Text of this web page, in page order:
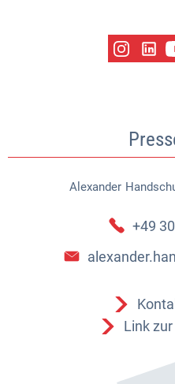
Alexander
+49
Link